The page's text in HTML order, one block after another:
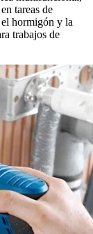
tareas de
hormigón y la
trabajos de